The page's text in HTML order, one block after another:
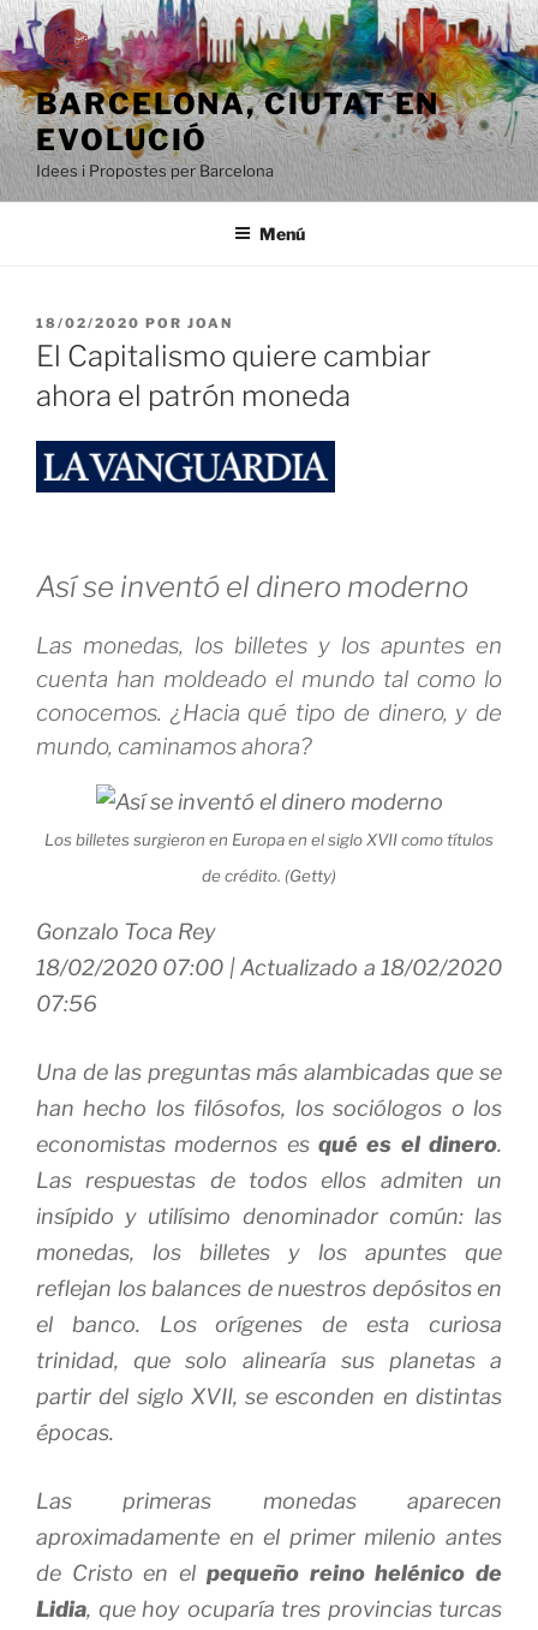
Saltar
al
contenido
BARCELONA, ​​CIUTAT EN
EVOLUCIÓ
Idees i Propostes per Barcelona
Menú
PUBLICADO
EL
18/02/2020 POR JOAN
El Capitalismo quiere cambiar
ahora el patrón moneda
Así se inventó el dinero moderno
Las monedas, los billetes y los apuntes en
cuenta han moldeado el mundo tal como lo
conocemos. ¿Hacia qué tipo de dinero, y de
mundo, caminamos ahora?
Los billetes surgieron en Europa en el siglo XVII como títulos
de crédito. (Getty)
Gonzalo Toca Rey
18/02/2020 07:00 | Actualizado a 18/02/2020
07:56
Una de las preguntas más alambicadas que se
han hecho los filósofos, los sociólogos o los
economistas modernos es qué es el dinero.
Las respuestas de todos ellos admiten un
insípido y utilísimo denominador común: las
monedas, los billetes y los apuntes que
reflejan los balances de nuestros depósitos en
el banco. Los orígenes de esta curiosa
trinidad, que solo alinearía sus planetas a
partir del siglo XVII, se esconden en distintas
épocas.
Las primeras monedas aparecen
aproximadamente en el primer milenio antes
de Cristo en el pequeño reino helénico de
Lidia, que hoy ocuparía tres provincias turcas